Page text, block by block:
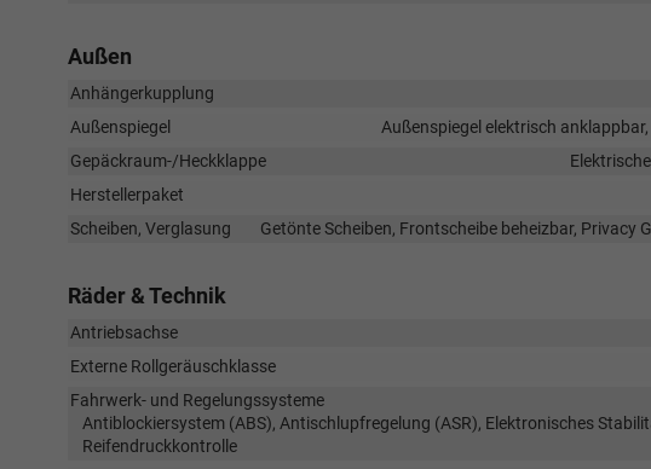
Außen
Anhängerkupplung
Außenspiegel
Außenspiegel elektrisch
Gepäckraum-/Heckklappe
Herstellerpaket
Scheiben, Verglasung
Getönte Scheiben, Frontscheibe beheizbar, Privacy
Räder & Technik
Antriebsachse
Externe Rollgeräuschklasse
Fahrwerk- und Regelungssysteme
Antiblockiersystem (ABS), Antischlupfregelung (ASR), Elektronisches
Reifendruckkontrolle